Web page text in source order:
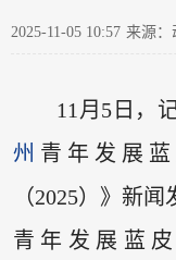
2025-11-05 10:57 来源：
11月5日，
州 青年发展
（2025）》新
青年发展蓝